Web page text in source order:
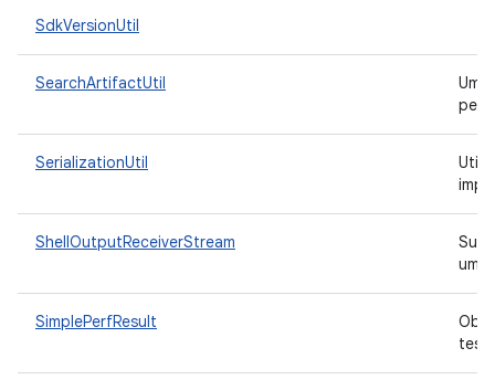
SdkVersionUtil
SearchArtifactUtil
SerializationUtil
ShellOutputReceiverStream
um
SimplePerfResult